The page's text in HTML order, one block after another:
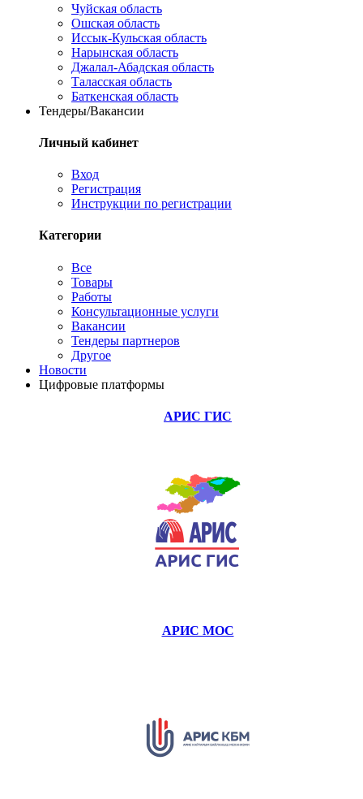
Чуйская область
Ошская область
Иссык-Кульская область
Нарынская область
Джалал-Абадская область
Таласская область
Баткенская область
Тендеры/Вакансии
Личный кабинет
Вход
Регистрация
Инструкции по регистрации
Категории
Все
Товары
Работы
Консультационные услуги
Вакансии
Тендеры партнеров
Другое
Новости
Цифровые платформы
АРИС ГИС
АРИС МОС